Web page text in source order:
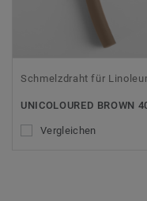
Schmelzdraht für
UNICOLOURED BROWN
Vergleichen